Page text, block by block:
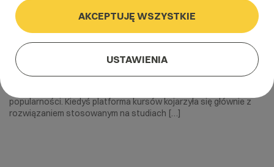
27 października 2021
Platforma kursów online na WordPress.
Jak ją zrobić?
popularności. Kiedyś platforma kursów kojarzyła się głównie z
rozwiązaniem stosowanym na studiach […]
AKCEPTUJĘ WSZYSTKIE
USTAWIENIA